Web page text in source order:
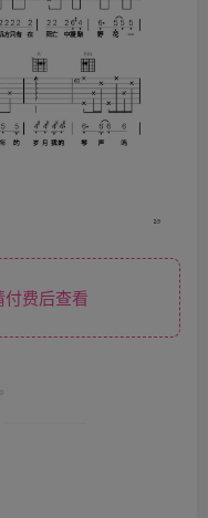
费后查看